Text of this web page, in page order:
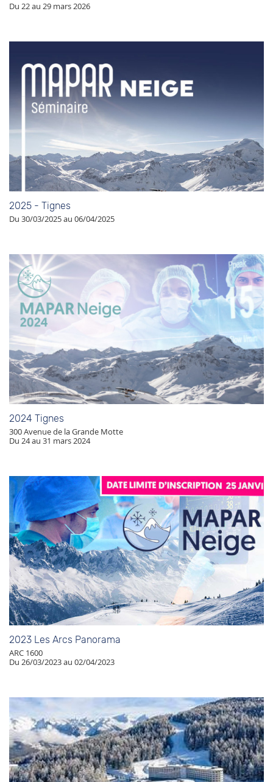
Du 22 au 29 mars 2026
2025 - Tignes
Du 30/03/2025 au 06/04/2025
2024 Tignes
300 Avenue de la Grande Motte
Du 24 au 31 mars 2024
2023 Les Arcs Panorama
ARC 1600
Du 26/03/2023 au 02/04/2023